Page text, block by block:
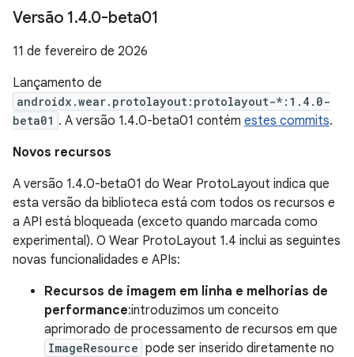
Versão 1.4.0-beta01
11 de fevereiro de 2026
Lançamento de
androidx.wear.protolayout:protolayout-*:1.4.0-
beta01 . A versão 1.4.0-beta01 contém estes commits.
Novos recursos
A versão 1.4.0-beta01 do Wear ProtoLayout indica que
esta versão da biblioteca está com todos os recursos e
a API está bloqueada (exceto quando marcada como
experimental). O Wear ProtoLayout 1.4 inclui as seguintes
novas funcionalidades e APIs:
Recursos de imagem em linha e melhorias de
performance:introduzimos um conceito
aprimorado de processamento de recursos em que
ImageResource pode ser inserido diretamente no